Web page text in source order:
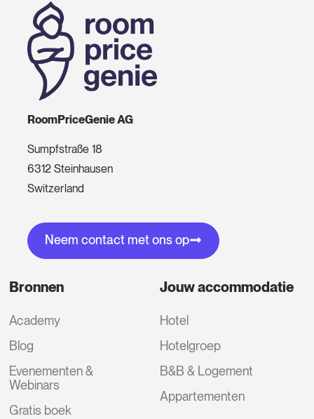
RoomPriceGenie AG
Sumpfstraße 18
6312 Steinhausen
Switzerland
Neem contact met ons op
Bronnen
Academy
Blog
Evenementen &
Webinars
Gratis boek
Jouw accommodatie
Hotel
Hotelgroep
B&B & Logement
Appartementen